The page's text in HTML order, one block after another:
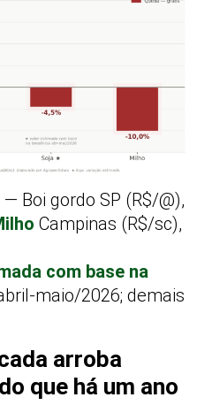
Boi gordo SP (R$/@),
Campinas (R$/sc),
com base na
maio/2026; demais
arroba
que há um ano